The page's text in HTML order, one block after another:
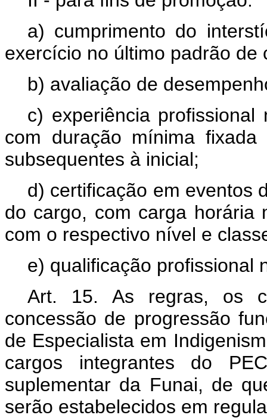
a) cumprimento do
exercício no último padrão de
b) avaliação de
c) experiência
com duração mínima
subsequentes à inicial;
d) certificação em eventos
do cargo, com carga horária
com o respectivo nível e
e) qualificação profissional
Art. 15. As regras, os
concessão de progressão
de Especialista em
cargos integrantes do
suplementar da Funai, de
serão estabelecidos em